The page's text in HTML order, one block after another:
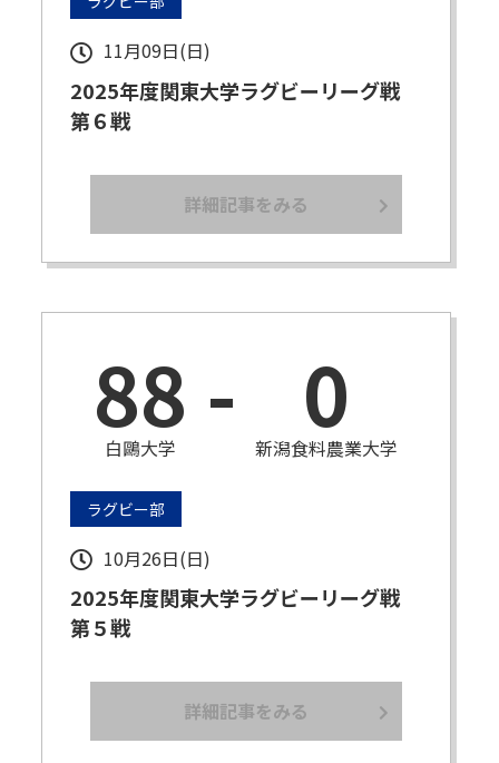
11月09日(日)
2025年度関東大学ラグビーリーグ戦
第６戦
詳細記事をみる
88
白鷗大学 - 0
新潟食料農業大学
ラグビー部
10月26日(日)
2025年度関東大学ラグビーリーグ戦
第５戦
詳細記事をみる